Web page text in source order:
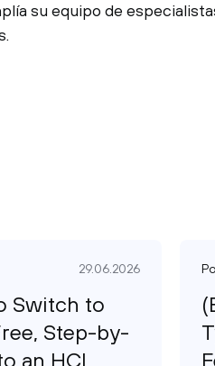
su equipo de
29.06.2026
Switch to
Step-by-
an HCI